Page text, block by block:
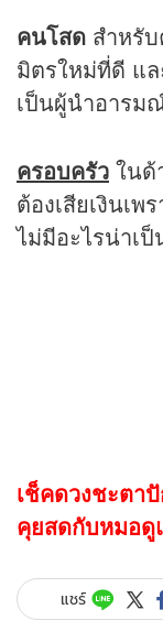
คนโสด สำหรั
มิตรใหม่ที่ดี แ
เป็นผู้นำอารม
ครอบครัว ใน
ต้องเสียเงินเ
ไม่มีอะไรน่าเป็
เช็คดวงชะตา
คุยสดกับหมอดู
แชร์